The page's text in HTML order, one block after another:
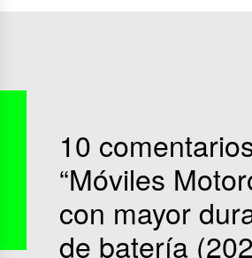
10
“Móviles
con mayor
de batería